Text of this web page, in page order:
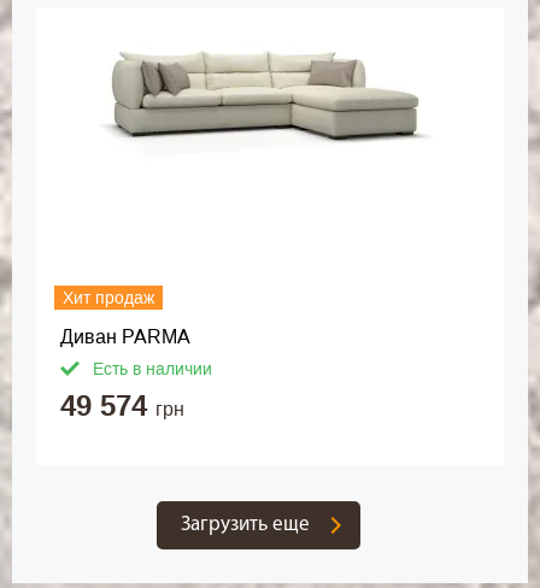
Хит продаж
Диван PARMA
Есть в наличии
49 574 грн
Загрузить еще